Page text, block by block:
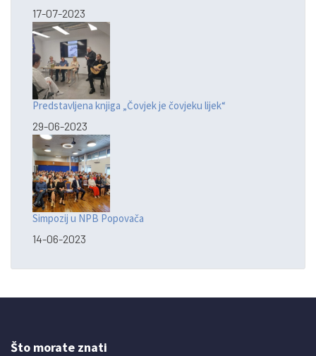
17-07-2023
Predstavljena knjiga „Čovjek je čovjeku lijek“
29-06-2023
Simpozij u NPB Popovača
14-06-2023
Što morate znati